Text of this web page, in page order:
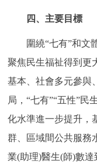
四、主要目標
圍繞“七有”和文體
聚焦民生福祉得到更
基本、社會多元參與
局，“七有”“五性”民
化水準進一步提升，
群、區域間公共服務
業(助理)醫生(師)數達